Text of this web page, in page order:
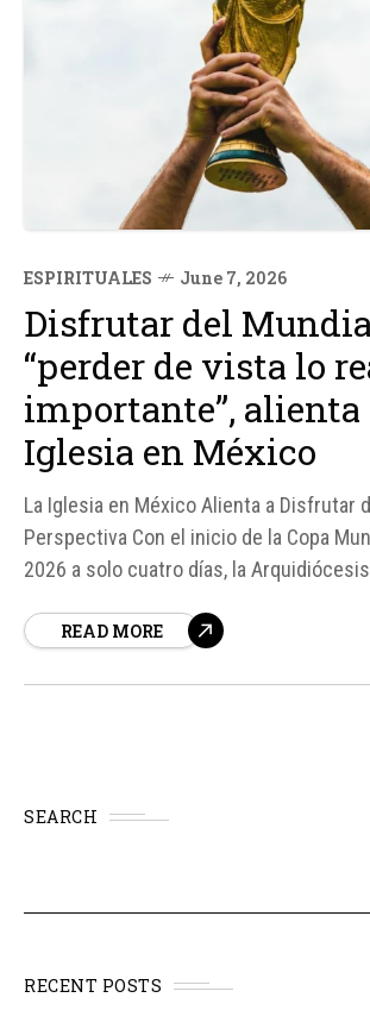
ESPIRITUALES June 7, 2026
Disfrutar del
“perder de vista lo
importante”, alienta
Iglesia en México
La Iglesia en México Alienta a Disfrutar
Perspectiva Con el inicio de la Copa
2026 a solo cuatro días, la
para disfrutar del campeonato, pero sin
READ MORE
SEARCH
RECENT POSTS